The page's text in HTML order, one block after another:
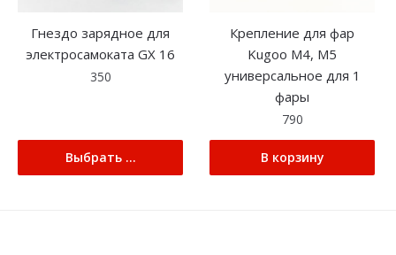
Гнездо зарядное для
электросамоката GX 16
350
Выбрать ...
Крепление для фар
Kugoo M4, M5
универсальное для 1
фары
790
В корзину